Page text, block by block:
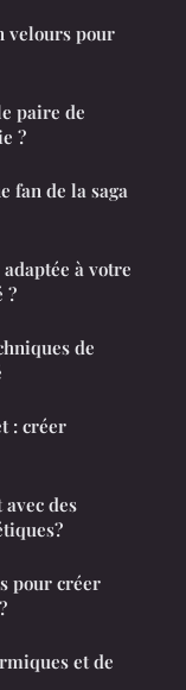
velours pour
paire de
?
fan de la saga
à votre
?
de
: créer
des
pour créer
et de